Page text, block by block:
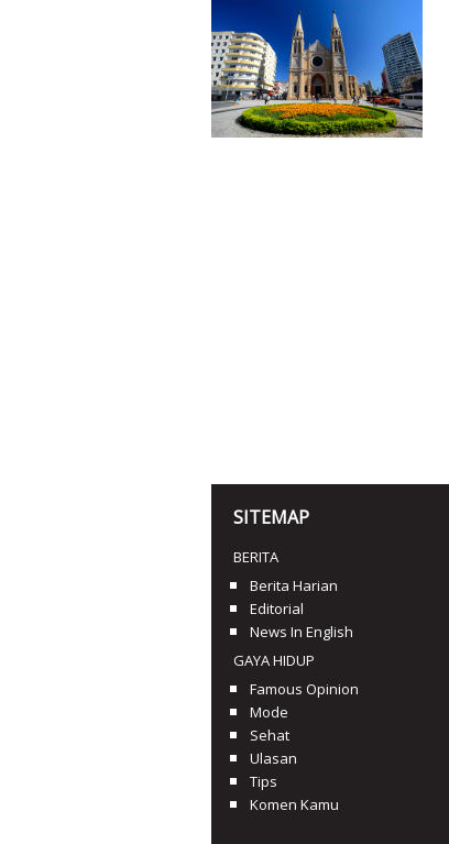
SITEMAP
BERITA
Berita Harian
Editorial
News In English
GAYA HIDUP
Famous Opinion
Mode
Sehat
Ulasan
Tips
Komen Kamu